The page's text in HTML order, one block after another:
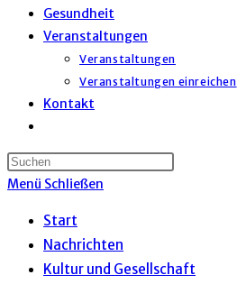
Gesundheit
Veranstaltungen
Veranstaltungen
Veranstaltungen einreichen
Kontakt
umschalten
Menü Schließen
Start
Nachrichten
Kultur und Gesellschaft